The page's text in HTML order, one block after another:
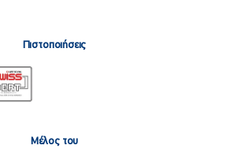
Πιστοποιήσεις
Μέλος του